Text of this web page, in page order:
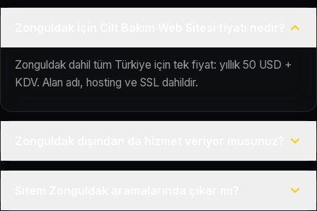
Zonguldak dahil tüm Türkiye için tek fiyat: yıllık 50 USD +
KDV. Alan adı, hosting ve SSL dahildir.